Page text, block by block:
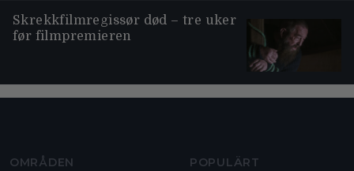
Skrekkfilmregissør død – tre uker
før filmpremieren
OMRÅDEN POPULÄRT